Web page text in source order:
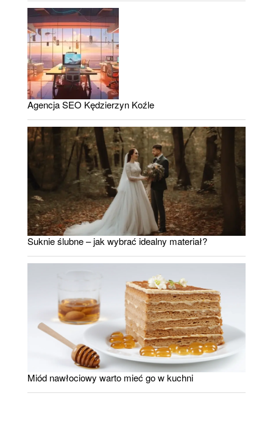
Agencja SEO Kędzierzyn Koźle
Suknie ślubne – jak wybrać idealny materiał?
Miód nawłociowy warto mieć go w kuchni